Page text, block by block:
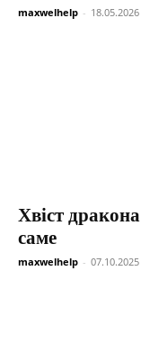
maxwelhelp - 18.05.2026
Хвіст
саме
maxwelhelp - 07.10.2025